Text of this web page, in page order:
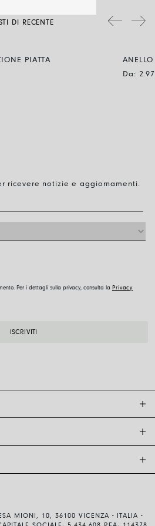
con acqua e sapone neutro, da
naturalmente all’aria.
DI RECENTE
PIATTA
Da:
ricevere notizie e aggiornamenti.
Per i dettagli sulla privacy, consulta la Privacy
MIONI, 10, 36100 VICENZA - ITALIA -